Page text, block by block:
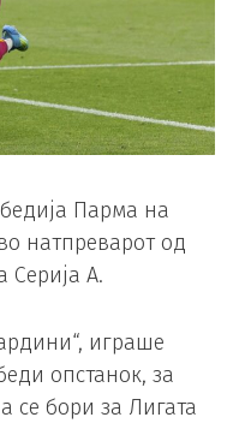
Парма на
натпреварот од
Серија А.
играше
опстанок, за
се бори за Лигата